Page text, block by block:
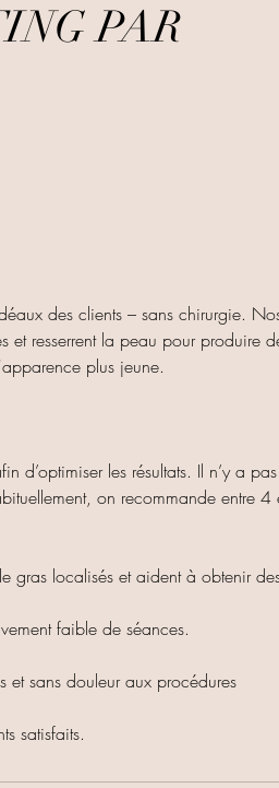
PAR
des clients – sans chirurgie.
et resserrent la peau pour produire
plus jeune.
d’optimiser les résultats. Il n’y a
on recommande entre
gras localisés et aident à obtenir
faible de séances.
et sans douleur aux procédures